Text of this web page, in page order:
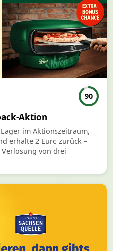
90
Aktion
im Aktionszeitraum,
erhalte 2 Euro zurück –
von drei